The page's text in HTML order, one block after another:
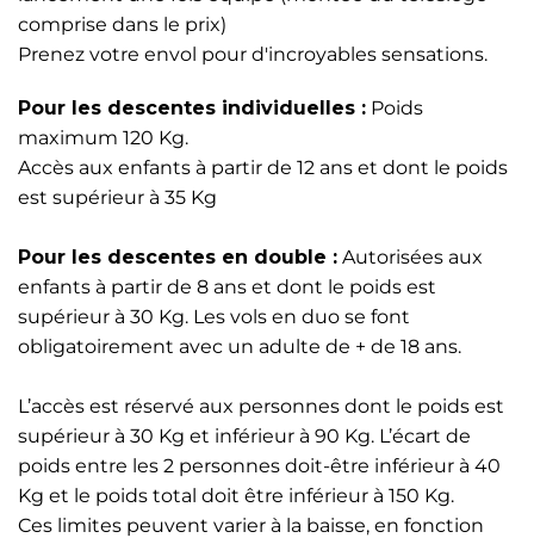
comprise dans le prix)
Prenez votre envol pour d'incroyables sensations.
Pour les descentes individuelles : Poids
maximum 120 Kg.
Accès aux enfants à partir de 12 ans et dont le poids
est supérieur à 35 Kg
Pour les descentes en double : Autorisées aux
enfants à partir de 8 ans et dont le poids est
supérieur à 30 Kg. Les vols en duo se font
obligatoirement avec un adulte de + de 18 ans.
L’accès est réservé aux personnes dont le poids est
supérieur à 30 Kg et inférieur à 90 Kg. L’écart de
poids entre les 2 personnes doit-être inférieur à 40
Kg et le poids total doit être inférieur à 150 Kg.
Ces limites peuvent varier à la baisse, en fonction